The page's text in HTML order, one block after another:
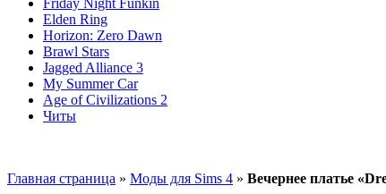
Friday Night Funkin
Elden Ring
Horizon: Zero Dawn
Brawl Stars
Jagged Alliance 3
My Summer Car
Age of Civilizations 2
Читы
Главная страница » Моды для Sims 4 » Вечернее платье